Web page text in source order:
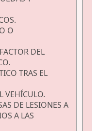
O
DEL
TRAS EL
VEHÍCULO.
DE LESIONES A
A LAS